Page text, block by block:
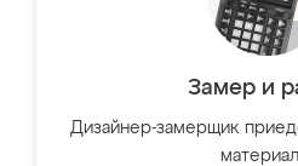
Замер и
Дизайнер-замерщик